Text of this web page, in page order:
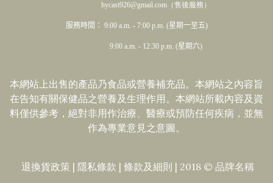
hycast926@gmail.com（售後服務）
服務時間： 9:00 a.m. - 7:00 p.m. (星期一至五)
9:00 a.m. - 12:30 p.m. (星期六)
本網站上出售的產品乃食品或營養補充品。本網站之內容旨
在告知有關保健品之營養及生理作用。本網站所載內容及資
料僅供參考，絕對非用作治療、醫療或預防任何疾病，並無
作為專業意見之意圖。
退換貨政策 | 隱私條款 |​ 條款及細則 | 2018 © 品牌名稱